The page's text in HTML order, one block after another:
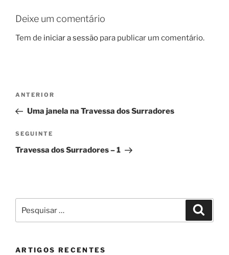
Deixe um comentário
Tem de iniciar a sessão para publicar um comentário.
Navegação
artigos
Conteúdo
anterior
ANTERIOR
Uma janela na Travessa dos Surradores
Conteúdo
seguinte
SEGUINTE
Travessa dos Surradores – 1
por:
ARTIGOS RECENTES